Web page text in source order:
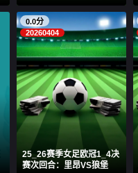
0.0分
20260404
25_26赛季女足欧冠1_4决
赛次回合：里昂VS狼堡